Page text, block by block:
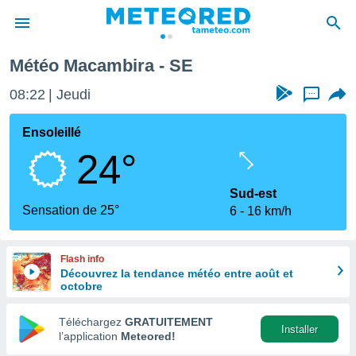
de
en
Météo Macambira - SE
08:22 Jeudi ...
Ensoleillé
24°
Sensation de 25°
Sud-est
6
16 km/h
Flash info
Découvrez la tendance météo entre août et
octobre
Téléchargez GRATUITEMENT
l’application Meteored!
Installer